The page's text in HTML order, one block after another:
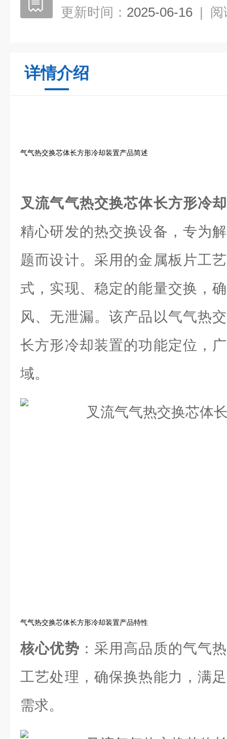
更新时间： 2025-06-16 | 阅
详情介绍
气气热交换芯体长方形冷却装置产品简述
叉流气气热交换芯体长方形冷
精心研发的热交换设备，专为
题而设计。采用的金属板片工
式，实现、稳定的能量交换，
风、无泄漏。该产品以气气热
长方形冷却装置的功能定位，
域。
气气热交换芯体长方形冷却装置产品特性
核心优势 ：采用高品质的气气
工艺处理，确保换热能力，满
需求。